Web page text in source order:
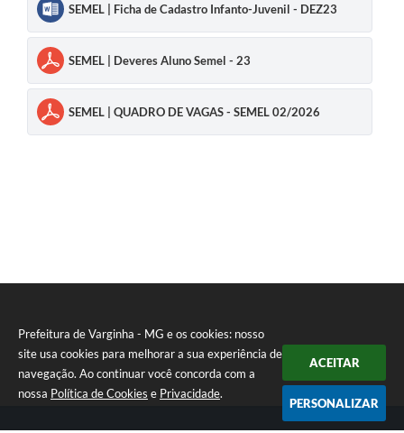
Prefeitura de Varginha - MG e os cookies: nosso
site usa cookies para melhorar a sua experiência de
navegação. Ao continuar você concorda com a
nossa Política de Cookies e Privacidade.
ACEITAR
PERSONALIZAR
SEMEL | Ficha de Cadastro Infanto-Juvenil - DEZ23
SEMEL | Deveres Aluno Semel - 23
SEMEL | QUADRO DE VAGAS - SEMEL 02/2026